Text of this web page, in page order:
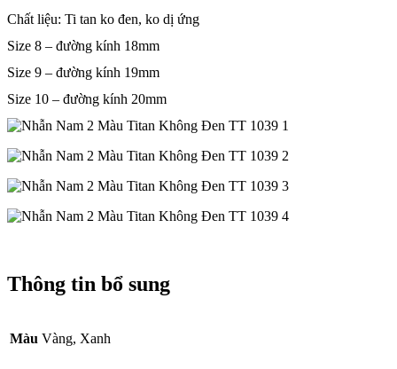
Chất liệu: Ti tan ko đen, ko dị ứng
Size 8 – đường kính 18mm
Size 9 – đường kính 19mm
Size 10 – đường kính 20mm
Thông tin bổ sung
Màu Vàng, Xanh